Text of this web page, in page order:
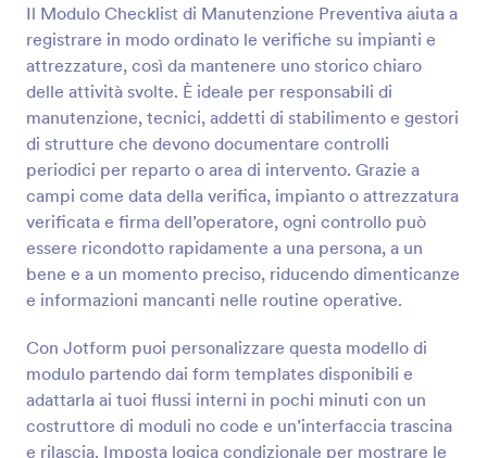
Il Modulo Checklist di Manutenzione Preventiva aiuta a
registrare in modo ordinato le verifiche su impianti e
attrezzature, così da mantenere uno storico chiaro
delle attività svolte. È ideale per responsabili di
manutenzione, tecnici, addetti di stabilimento e gestori
di strutture che devono documentare controlli
periodici per reparto o area di intervento. Grazie a
campi come data della verifica, impianto o attrezzatura
verificata e firma dell’operatore, ogni controllo può
essere ricondotto rapidamente a una persona, a un
bene e a un momento preciso, riducendo dimenticanze
e informazioni mancanti nelle routine operative.
Con Jotform puoi personalizzare questa modello di
modulo partendo dai form templates disponibili e
adattarla ai tuoi flussi interni in pochi minuti con un
costruttore di moduli no code e un’interfaccia trascina
e rilascia. Imposta logica condizionale per mostrare le
Anteprima